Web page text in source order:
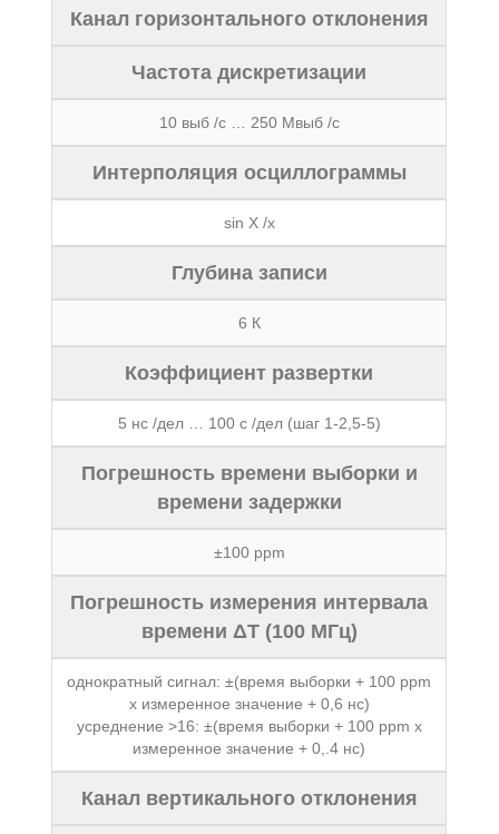
Канал горизонтального отклонения
Частота дискретизации
10 выб /с … 250 Мвыб /с
Интерполяция осциллограммы
sin X /x
Глубина записи
6 К
Коэффициент развертки
5 нс /дел … 100 с /дел (шаг 1-2,5-5)
Погрешность времени выборки и
времени задержки
±100 ppm
Погрешность измерения интервала
времени ΔT (100 МГц)
однократный сигнал: ±(время выборки + 100 ppm
х измеренное значение + 0,6 нс)
усреднение >16: ±(время выборки + 100 ppm х
измеренное значение + 0,.4 нс)
Канал вертикального отклонения